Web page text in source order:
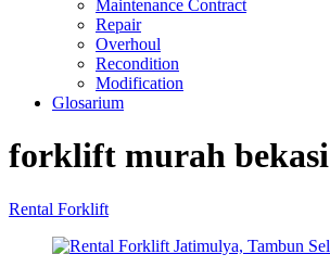
Maintenance Contract
Repair
Overhoul
Recondition
Modification
Glosarium
forklift murah bekasi
Rental Forklift